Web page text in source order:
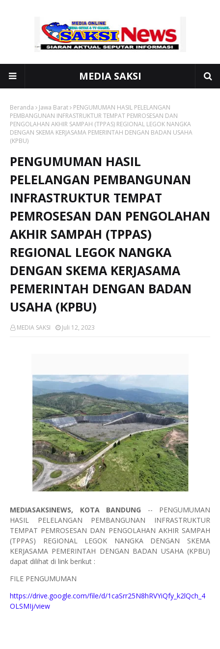
MEDIA SAKSI
Beranda Jawa Barat
PENGUMUMAN HASIL PELELANGAN
PEMBANGUNAN INFRASTRUKTUR TEMPAT PEMROSESAN DAN
PENGOLAHAN AKHIR SAMPAH (TPPAS) REGIONAL LEGOK NANGKA
DENGAN SKEMA KERJASAMA PEMERINTAH DENGAN BADAN USAHA
(KPBU)
PENGUMUMAN HASIL
PELELANGAN PEMBANGUNAN
INFRASTRUKTUR TEMPAT
PEMROSESAN DAN PENGOLAHAN
AKHIR SAMPAH (TPPAS)
REGIONAL LEGOK NANGKA
DENGAN SKEMA KERJASAMA
PEMERINTAH DENGAN BADAN
USAHA (KPBU)
MEDIA SAKSI Juli 12, 2023
MEDIASAKSINEWS, KOTA BANDUNG -- PENGUMUMAN
HASIL PELELANGAN PEMBANGUNAN INFRASTRUKTUR
TEMPAT PEMROSESAN DAN PENGOLAHAN AKHIR SAMPAH
(TPPAS) REGIONAL LEGOK NANGKA DENGAN SKEMA
KERJASAMA PEMERINTAH DENGAN BADAN USAHA (KPBU)
dapat dilihat di link berikut :
FILE PENGUMUMAN
https://drive.google.com/file/d/1caSrr25N8hRVYiQfy_k2lQch_4
OLSMIj/view